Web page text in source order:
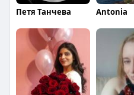
Петя Танчева Antonia